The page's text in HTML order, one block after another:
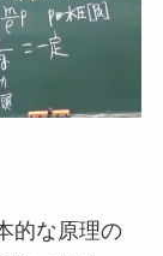
的な原理の